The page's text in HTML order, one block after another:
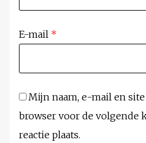
E-mail *
Mijn naam, e-mail en
browser voor de volgende
reactie plaats.